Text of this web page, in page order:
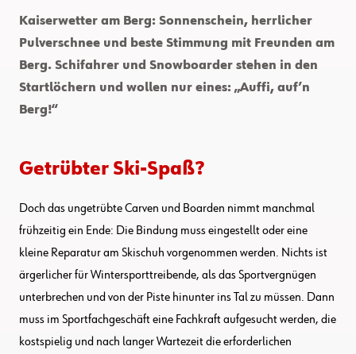
Kaiserwetter am Berg: Sonnenschein, herrlicher
Pulverschnee und beste Stimmung mit Freunden am
Berg. Schifahrer und Snowboarder stehen in den
Startlöchern und wollen nur eines: „Auffi, auf’n
Berg!“
Getrübter Ski-Spaß?
Doch das ungetrübte Carven und Boarden nimmt manchmal
frühzeitig ein Ende: Die Bindung muss eingestellt oder eine
kleine Reparatur am Skischuh vorgenommen werden. Nichts ist
ärgerlicher für Wintersporttreibende, als das Sportvergnügen
unterbrechen und von der Piste hinunter ins Tal zu müssen. Dann
muss im Sportfachgeschäft eine Fachkraft aufgesucht werden, die
kostspielig und nach langer Wartezeit die erforderlichen